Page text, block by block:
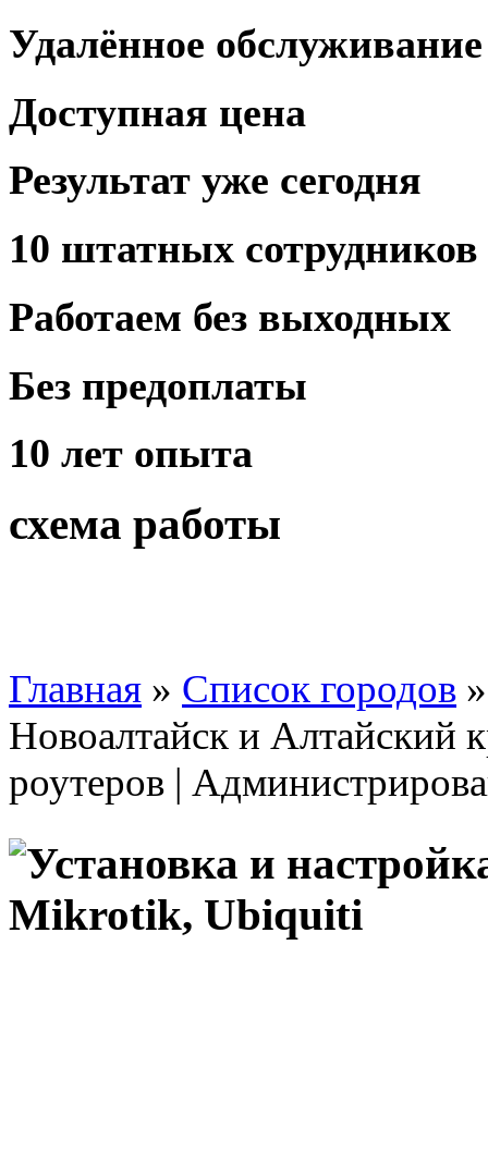
Удалённое обслуживание
Доступная цена
Результат уже сегодня
10 штатных сотрудников
Работаем без выходных
Без предоплаты
10 лет опыта
схема работы
Главная » Список городов
Новоалтайск и Алтайский
роутеров |